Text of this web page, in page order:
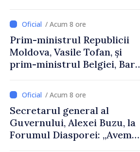
/ Acum 8 ore
Prim-ministrul Republicii
Moldova, Vasile Tofan, și
prim-ministrul Belgiei, Bart
despre parcursul european
al Republicii Moldova.
/ Acum 8 ore
Secretarul general al
Guvernului, Alexei Buzu, la
Forumul Diasporei: „Avem